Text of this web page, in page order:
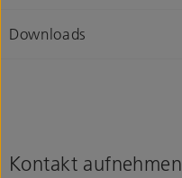
Downloads
Kontakt aufnehmen